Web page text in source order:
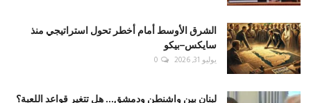
الشرق الأوسط أمام أخطر تحول استراتيجي منذ
سايكس–بيكو
يوليو 31, 2026 0
لبنان بين واشنطن ودمشق... هل تتغير قواعد اللعبة؟